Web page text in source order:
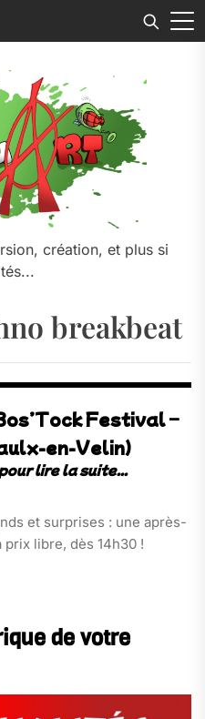
création, et plus si
breakbeat
Festival –
en-Velin)
et surprises : une après-
libre, dès 14h30 !
de votre